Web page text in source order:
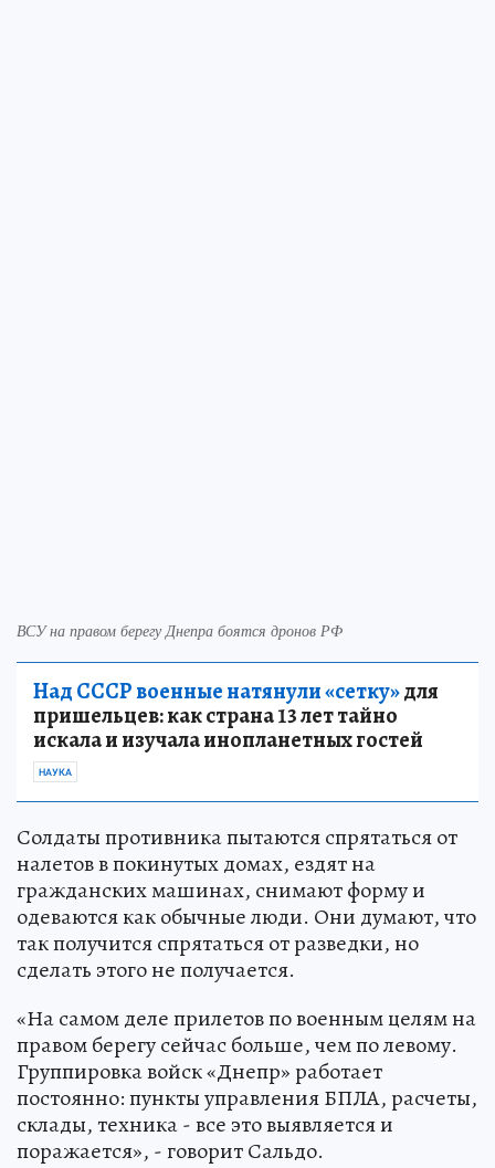
ВСУ на правом берегу Днепра боятся дронов РФ
Над СССР военные натянули «сетку»для
пришельцев: как страна 13 лет тайно
искала и изучала инопланетных гостей
НАУКА
Солдаты противника пытаются спрятаться от
налетов в покинутых домах, ездят на
гражданских машинах, снимают форму и
одеваются как обычные люди. Они думают, что
так получится спрятаться от разведки, но
сделать этого не получается.
«На самом деле прилетов по военным целям на
правом берегу сейчас больше, чем по левому.
Группировка войск «Днепр» работает
постоянно: пункты управления БПЛА, расчеты,
склады, техника - все это выявляется и
поражается», - говорит Сальдо.